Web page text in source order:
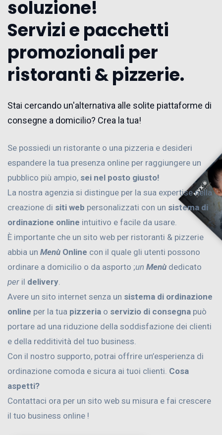
soluzione!
Servizi e pacchetti
promozionali per
ristoranti & pizzerie.
Stai cercando un'alternativa alle solite piattaforme di
consegne a domicilio? Crea la tua!
Se possiedi un ristorante o una pizzeria e desideri
espandere la tua presenza online per raggiungere un
pubblico più ampio, sei nel posto giusto!
La nostra agenzia si distingue per la sua expertise nella
creazione di siti web personalizzati con un sistema di
ordinazione online intuitivo e facile da usare.
È importante che un sito web per ristoranti & pizzerie
abbia un Menù Online con il quale gli utenti possono
ordinare a domicilio o da asporto ;un Menù dedicato
per il delivery
Avere un sito internet senza un sistema di ordinazione
online per la tua pizzeria o servizio di consegna può
portare ad una riduzione della soddisfazione dei clienti
e della redditività del tuo business.
Con il nostro supporto, potrai offrire un’esperienza di
ordinazione comoda e sicura ai tuoi clienti. Cosa
aspetti?
Contattaci ora per un sito web su misura e fai crescere
il tuo business online !